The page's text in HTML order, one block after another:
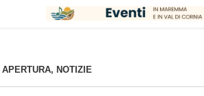
APERTURA, NOTIZIE